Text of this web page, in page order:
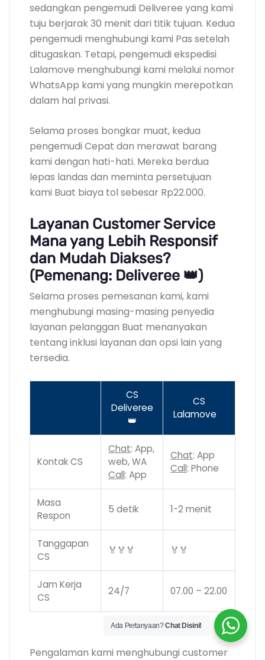
sedangkan pengemudi Deliveree yang kami
tuju berjarak 30 menit dari titik tujuan. Kedua
pengemudi menghubungi kami Pas setelah
ditugaskan. Tetapi, pengemudi ekspedisi
Lalamove menghubungi kami melalui nomor
WhatsApp kami yang mungkin merepotkan
dalam hal privasi.
Selama proses bongkar muat, kedua
pengemudi Cepat dan merawat barang
kami dengan hati-hati. Mereka berdua
lepas landas dan meminta persetujuan
kami Buat biaya tol sebesar Rp22.000.
Layanan Customer Service
Mana yang Lebih Responsif
dan Mudah Diakses?
(Pemenang: Deliveree 👑)
Selama proses pemesanan kami, kami
menghubungi masing-masing penyedia
layanan pelanggan Buat menanyakan
tentang inklusi layanan dan opsi lain yang
tersedia.
CS
Deliveree
👑
CS
Lalamove
Kontak CS
Chat: App,
web, WA
Call: App
Chat: App
Call: Phone
Masa
Respon
5 detik 1-2 menit
Tanggapan
CS
🏅🏅🏅 🏅🏅
Jam Kerja
CS
24/7 07.00 – 22.00
Pengalaman kami menghubungi customer
Ada Pertanyaan?Chat Disini!